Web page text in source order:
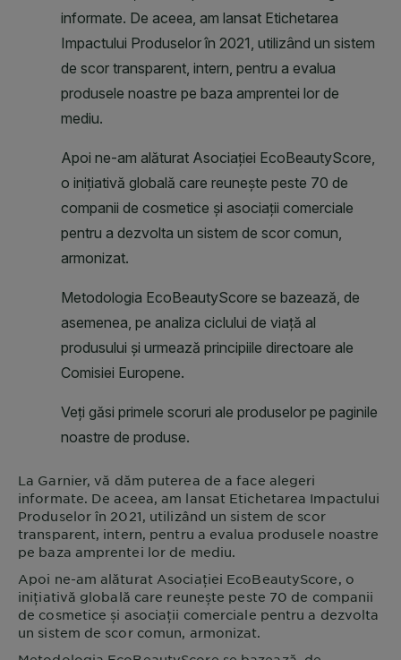
La Garnier, vă dăm puterea de a face alegeri
informate. De aceea, am lansat Etichetarea Impactului
Produselor în 2021, utilizând un sistem de scor
transparent, intern, pentru a evalua produsele noastre
pe baza amprentei lor de mediu.
Apoi ne-am alăturat Asociației EcoBeautyScore, o
inițiativă globală care reunește peste 70 de companii
de cosmetice și asociații comerciale pentru a dezvolta
un sistem de scor comun, armonizat.